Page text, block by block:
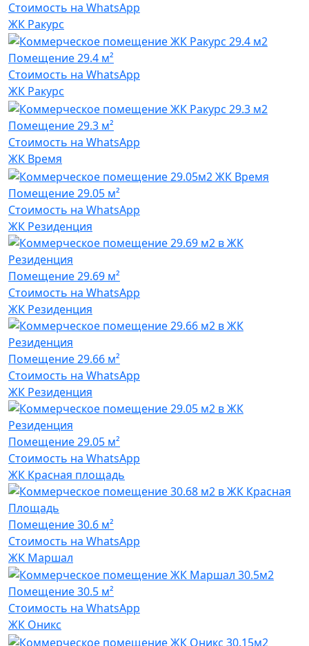
Стоимость на WhatsApp
ЖК Ракурс
Помещение29.4 м²
Стоимость на WhatsApp
ЖК Ракурс
Помещение29.3 м²
Стоимость на WhatsApp
ЖК Время
Помещение29.05 м²
Стоимость на WhatsApp
ЖК Резиденция
Помещение29.69 м²
Стоимость на WhatsApp
ЖК Резиденция
Помещение29.66 м²
Стоимость на WhatsApp
ЖК Резиденция
Помещение29.05 м²
Стоимость на WhatsApp
ЖК Красная площадь
Помещение30.6 м²
Стоимость на WhatsApp
ЖК Маршал
Помещение30.5 м²
Стоимость на WhatsApp
ЖК Оникс